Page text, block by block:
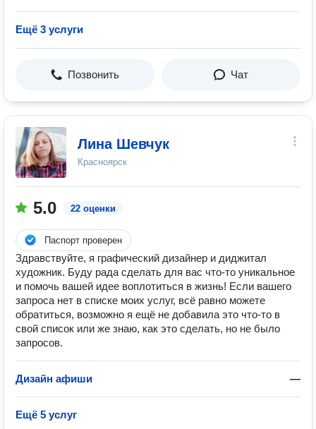
Ещё 3 услуги
Позвонить Чат
Лина Шевчук
Красноярск
5.0 22 оценки
Паспорт проверен
Здравствуйте, я графический дизайнер и диджитал
художник. Буду рада сделать для вас что-то уникальное
и помочь вашей идее воплотиться в жизнь! Если вашего
запроса нет в списке моих услуг, всё равно можете
обратиться, возможно я ещё не добавила это что-то в
свой список или же знаю, как это сделать, но не было
запросов.
Дизайн афиши —
Ещё 5 услуг